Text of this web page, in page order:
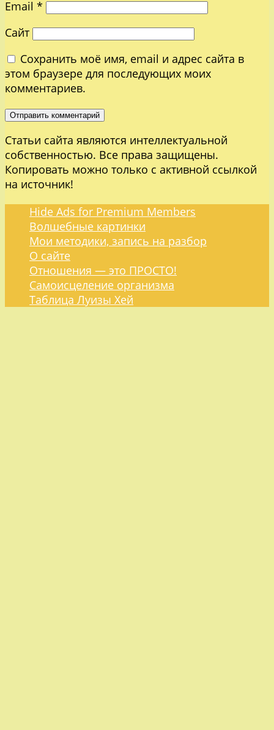
Email *
Сайт
Сохранить моё имя, email и адрес сайта в
этом браузере для последующих моих
комментариев.
Статьи сайта являются интеллектуальной
собственностью. Все права защищены.
Копировать можно только с активной ссылкой
на источник!
Hide Ads for Premium Members
Волшебные картинки
Мои методики, запись на разбор
О сайте
Отношения — это ПРОСТО!
Самоисцеление организма
Таблица Луизы Хей